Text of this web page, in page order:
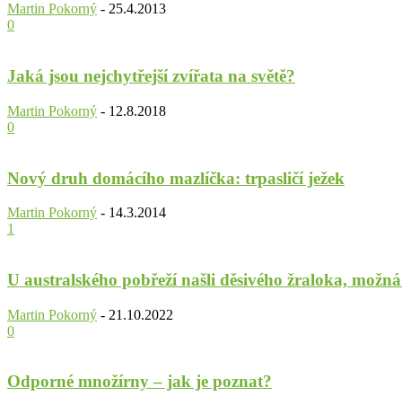
Martin Pokorný - 25.4.2013
0
Jaká jsou nejchytřejší zvířata na světě?
Martin Pokorný - 12.8.2018
0
Nový druh domácího mazlíčka: trpasličí ježek
Martin Pokorný - 14.3.2014
1
U australského pobřeží našli děsivého žraloka,
Martin Pokorný - 21.10.2022
0
Odporné množírny – jak je poznat?